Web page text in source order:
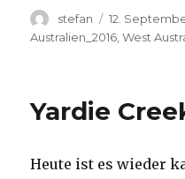
Autor
stefan
am
12.
Australien_2016 ,West
Yardie
Heute ist es wieder